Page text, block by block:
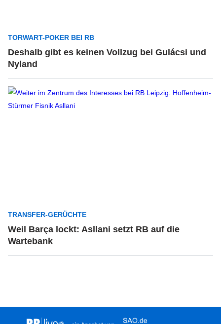
TORWART-POKER BEI RB
Deshalb gibt es keinen Vollzug bei Gulácsi und
Nyland
TRANSFER-GERÜCHTE
Weil Barça lockt: Asllani setzt RB auf die
Wartebank